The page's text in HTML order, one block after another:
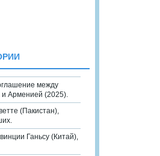
между
Арменией (2025).
(Пакистан),
Ганьсу (Китай),